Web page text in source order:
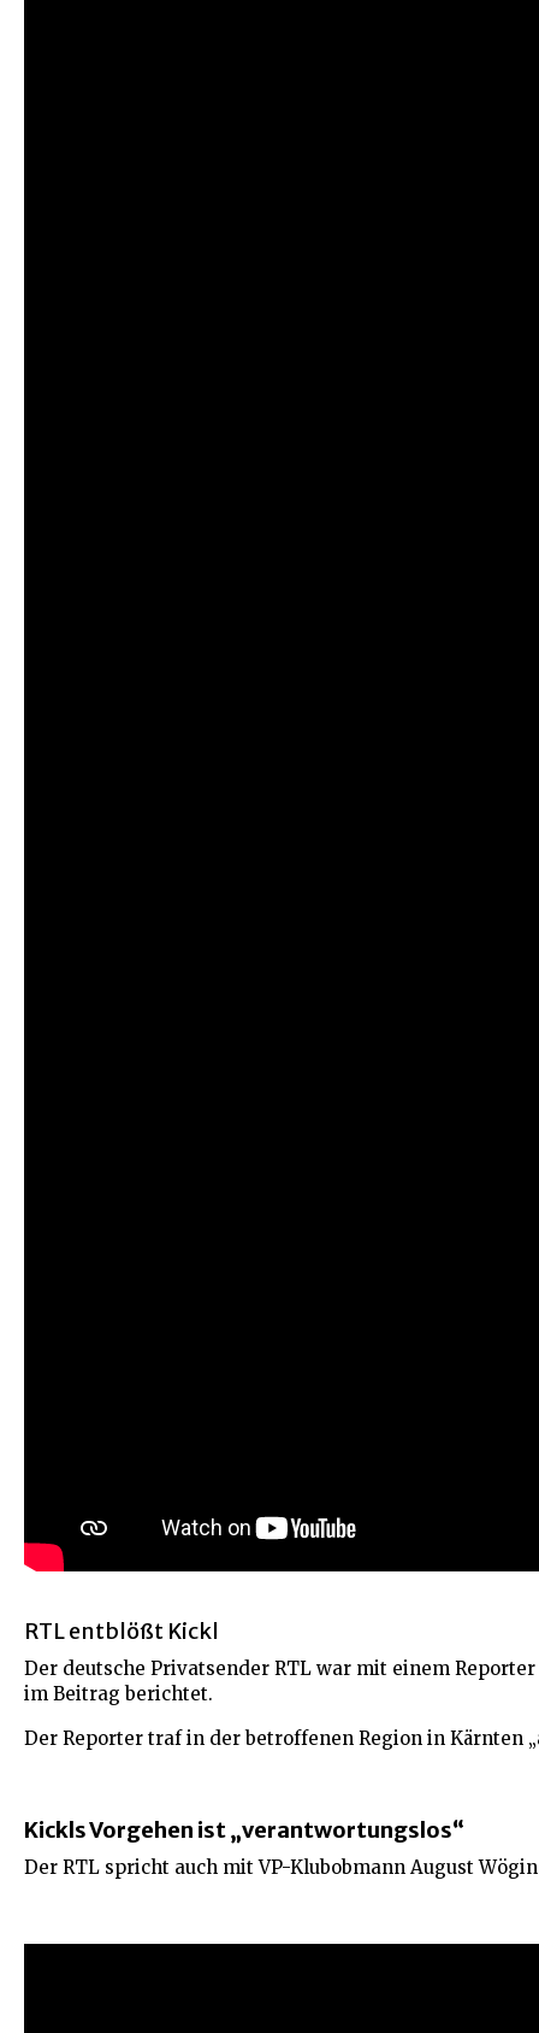
RTL entblößt Kickl
Der deutsche Privatsender RTL war mit einem
im Beitrag berichtet.
Der Reporter traf in der betroffenen Region in Kärnten
Kickls Vorgehen ist „verantwortungslos“
Der RTL spricht auch mit VP-Klubobmann August